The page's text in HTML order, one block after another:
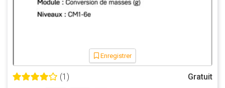
Enregistrer
(1)
Gratuit